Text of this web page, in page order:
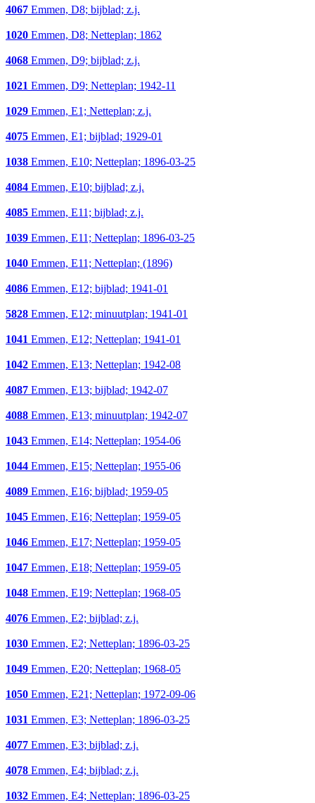
4067 Emmen, D8; bijblad; z.j.
1020 Emmen, D8; Netteplan; 1862
4068 Emmen, D9; bijblad; z.j.
1021 Emmen, D9; Netteplan; 1942-11
1029 Emmen, E1; Netteplan; z.j.
4075 Emmen, E1; bijblad; 1929-01
1038 Emmen, E10; Netteplan; 1896-03-25
4084 Emmen, E10; bijblad; z.j.
4085 Emmen, E11; bijblad; z.j.
1039 Emmen, E11; Netteplan; 1896-03-25
1040 Emmen, E11; Netteplan; (1896)
4086 Emmen, E12; bijblad; 1941-01
5828 Emmen, E12; minuutplan; 1941-01
1041 Emmen, E12; Netteplan; 1941-01
1042 Emmen, E13; Netteplan; 1942-08
4087 Emmen, E13; bijblad; 1942-07
4088 Emmen, E13; minuutplan; 1942-07
1043 Emmen, E14; Netteplan; 1954-06
1044 Emmen, E15; Netteplan; 1955-06
4089 Emmen, E16; bijblad; 1959-05
1045 Emmen, E16; Netteplan; 1959-05
1046 Emmen, E17; Netteplan; 1959-05
1047 Emmen, E18; Netteplan; 1959-05
1048 Emmen, E19; Netteplan; 1968-05
4076 Emmen, E2; bijblad; z.j.
1030 Emmen, E2; Netteplan; 1896-03-25
1049 Emmen, E20; Netteplan; 1968-05
1050 Emmen, E21; Netteplan; 1972-09-06
1031 Emmen, E3; Netteplan; 1896-03-25
4077 Emmen, E3; bijblad; z.j.
4078 Emmen, E4; bijblad; z.j.
1032 Emmen, E4; Netteplan; 1896-03-25